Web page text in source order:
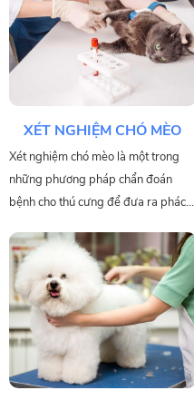
hợp cho quá trình điều trị.
XÉT NGHIỆM CHÓ MÈO
Xét nghiệm chó mèo là một trong
những phương pháp chẩn đoán
bệnh cho thú cưng để đưa ra phác
phương pháp khác như chẩn đoán
bằng hình ảnh, siêu âm, chụp x-
quang…